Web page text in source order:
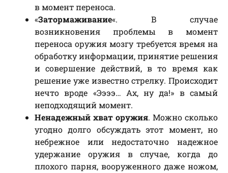
в момент переноса.
«Затормаживание«. В случае
возникновения проблемы в момент
переноса оружия мозгу требуется время на
обработку информации, принятие решения
и совершение действий, в то время как
решение уже известно стрелку. Происходит
нечто вроде «Ээээ… Ах, ну да!» в самый
неподходящий момент.
Ненадежный хват оружия. Можно сколько
угодно долго обсуждать этот момент, но
небрежное или недостаточно надежное
удержание оружия в случае, когда до
плохого парня, вооруженного даже ножом,